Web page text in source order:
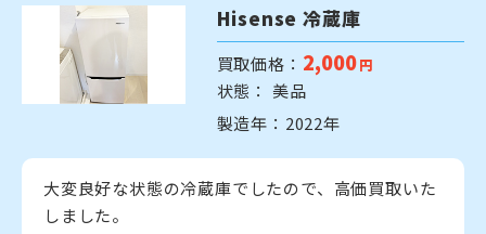
Hisense 冷蔵庫
買取価格： 2,000 円
状態： 美品
製造年：2022年
大変良好な状態の冷蔵庫でしたので、高価買取いた
しました。